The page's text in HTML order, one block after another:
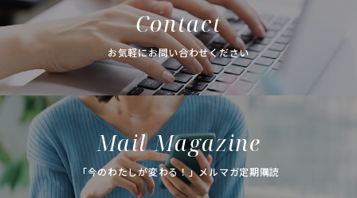
Contact
お気軽にお問い合わせください
Mail Magazine
「今のわたしが変わる！」メルマガ定期購読